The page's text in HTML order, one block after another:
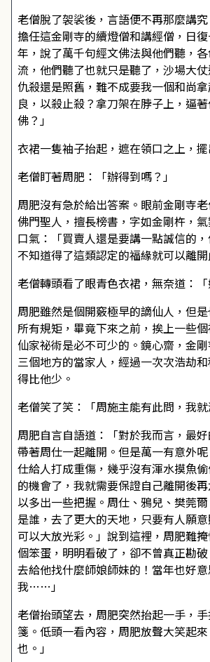
老僧脫了袈裟後，言語便不再那麼講究
擔任這金剛寺的續燈僧和講經僧，日
年，說了萬千句經文佛法與他們聽，
流，他們聽了也就只是聽了，沙場大
仇殺還是照舊，難不成要我一個和尚
良，以殺止殺？拿刀架在脖子上，逼
佛？」
衣裙一隻袖子抬起，遮在領口之上，
老僧盯著周肥：「辦得到嗎？」
周肥沒有急於給出答案。眼前金剛寺
佛門聖人，擅長榜書，字如金剛杵，
口氣：「買賣人還是要講一點誠信的
不知道得了這類認定的福緣就可以離開
老僧轉頭看了眼青色衣裙，無奈道：「
周肥雖然是個開竅極早的謫仙人，但
所有規矩，畢竟下來之前，挨上一些
仙家祕術是必不可少的。鏡心齋，金
三個地方的當家人，經過一次次浩劫
得比他少。
老僧笑了笑：「周施主能有此問，我就
周肥自言自語道：「對於我而言，最
帶著周仕一起離開。但是萬一有意外
仕給人打成重傷，幾乎沒有渾水摸魚
的機會了，我就需要保證自己離開後
以多出一些把握。周仕、鴉兒、樊莞
是誰，去了更大的天地，只要有人願
可以大放光彩。」說到這裡，周肥難
個笨蛋，明明看破了，卻不曾真正勘
去給他找什麼師娘師妹的！當年也好
我……」
老僧抬頭望去，周肥突然抬起一手，
箋。低頭一看內容，周肥放聲大笑起
也。」